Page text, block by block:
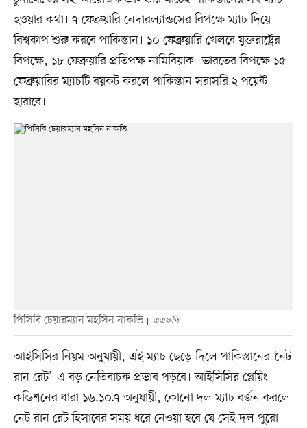
হওয়ার কথা। ৭ ফেব্রুয়ারি নেদারল্যান্ডসের বিপক্ষে ম্যাচ দিয়ে
বিশ্বকাপ শুরু করবে পাকিস্তান। ১০ ফেব্রুয়ারি খেলবে যুক্তরাষ্ট্রের
বিপক্ষে, ১৮ ফেব্রুয়ারি প্রতিপক্ষ নামিবিয়াক। ভারতের বিপক্ষে ১৫
ফেব্রুয়ারির ম্যাচটি বয়কট করলে পাকিস্তান সরাসরি ২ পয়েন্ট
হারাবে।
পিসিবি চেয়ারম্যান মহসিন নাকভি এএফপি
আইসিসির নিয়ম অনুযায়ী, এই ম্যাচ ছেড়ে দিলে পাকিস্তানের ‘নেট
রান রেট’-এ বড় নেতিবাচক প্রভাব পড়বে। আইসিসির প্লেয়িং
কন্ডিশনের ধারা ১৬.১০.৭ অনুযায়ী, কোনো দল ম্যাচ বর্জন করলে
নেট রান রেট হিসাবের সময় ধরে নেওয়া হবে যে সেই দল পুরো